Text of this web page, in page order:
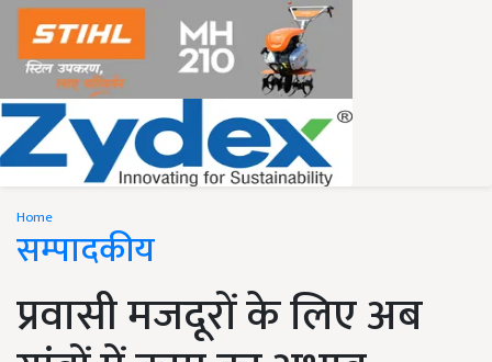
Home
सम्पादकीय
प्रवासी मजदूरों के लिए अब